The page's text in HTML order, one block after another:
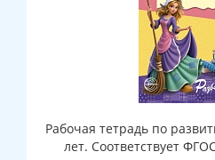
Рабочая тетрадь по
лет. Соответствует